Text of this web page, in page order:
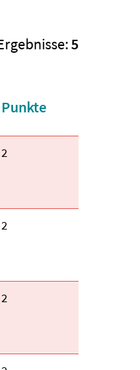
5
Punkte
Fortbildungspunkte:
2
Fortbildungspunkte:
2
Fortbildungspunkte:
2